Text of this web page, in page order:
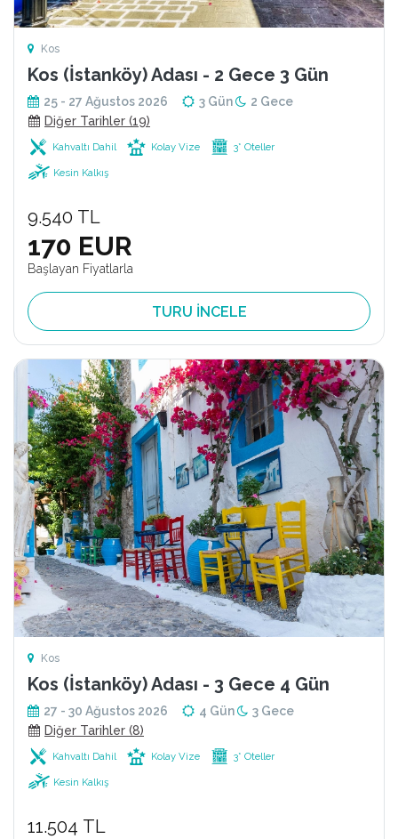
Kos
Kos (İstanköy) Adası - 2 Gece 3 Gün
25 - 27 Ağustos 2026 3 Gün
2 Gece
Diğer Tarihler (19)
Kahvaltı Dahil Kolay Vize 3* Oteller
Kesin Kalkış
9.540 TL
170 EUR
Başlayan Fiyatlarla
TURU İNCELE
Kos
Kos (İstanköy) Adası - 3 Gece 4 Gün
27 - 30 Ağustos 2026 4 Gün
3 Gece
Diğer Tarihler (8)
Kahvaltı Dahil Kolay Vize 3* Oteller
Kesin Kalkış
11.504 TL